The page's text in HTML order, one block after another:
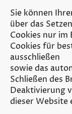
Sie können
über das
Cookies nur im
Cookies für
ausschließen
sowie das
Schließen des
Deaktivierung
dieser Website